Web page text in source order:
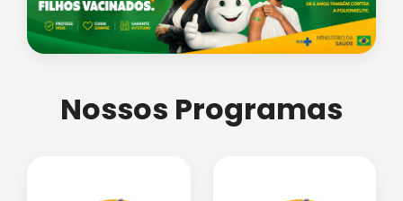
Nossos Programas